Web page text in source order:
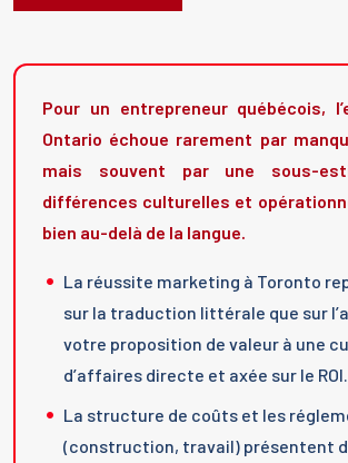
Pour un entrepreneur québécois,
Ontario échoue rarement par
mais souvent par une sous-
différences culturelles et
bien au-delà de la langue.
La réussite marketing à Toronto
sur la traduction littérale que sur
votre proposition de valeur à une
d’affaires directe et axée sur le ROI.
La structure de coûts et les
(construction, travail) présentent